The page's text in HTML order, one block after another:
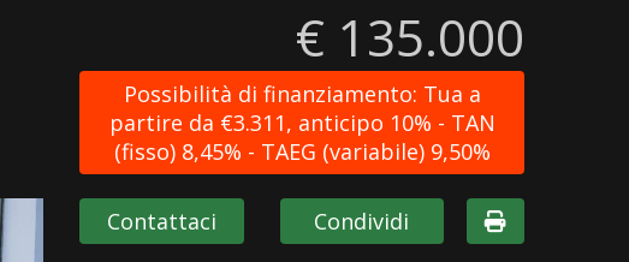
€ 135.000
Possibilità di finanziamento: Tua a
partire da €3.311, anticipo 10% - TAN
(fisso) 8,45% - TAEG (variabile) 9,50%
Contattaci Condividi